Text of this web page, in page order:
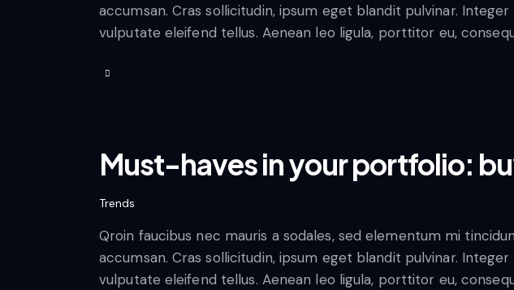
accumsan. Cras sollicitudin, ipsum eget blandit pulvinar.
vulputate eleifend tellus. Aenean leo ligula, porttitor eu,
Must-haves in your portfolio:
Trends
Qroin faucibus nec mauris a sodales, sed elementum mi
accumsan. Cras sollicitudin, ipsum eget blandit pulvinar.
vulputate eleifend tellus. Aenean leo ligula, porttitor eu,